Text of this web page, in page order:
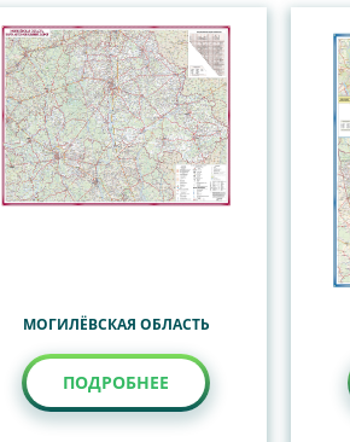
МОГИЛЁВСКАЯ ОБЛАСТЬ
ПОДРОБНЕЕ